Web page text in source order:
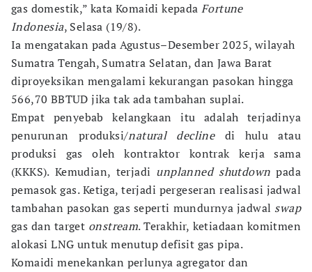
gas domestik,” kata Komaidi kepada Fortune
Indonesia, Selasa (19/8).
Ia mengatakan pada Agustus–Desember 2025, wilayah
Sumatra Tengah, Sumatra Selatan, dan Jawa Barat
diproyeksikan mengalami kekurangan pasokan hingga
566,70 BBTUD jika tak ada tambahan suplai.
Empat penyebab kelangkaan itu adalah terjadinya
penurunan produksi/natural declinedi hulu atau
produksi gas oleh kontraktor kontrak kerja sama
(KKKS). Kemudian, terjadi unplanned shutdown pada
pemasok gas. Ketiga, terjadi pergeseran realisasi jadwal
tambahan pasokan gas seperti mundurnya jadwal swap
gas dan target onstream. Terakhir, ketiadaan komitmen
alokasi LNG untuk menutup defisit gas pipa.
Komaidi menekankan perlunya agregator dan